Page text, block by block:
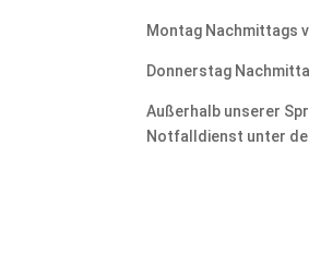
Montag Nachmittags
Donnerstag
Außerhalb unserer
Notfalldienst unter